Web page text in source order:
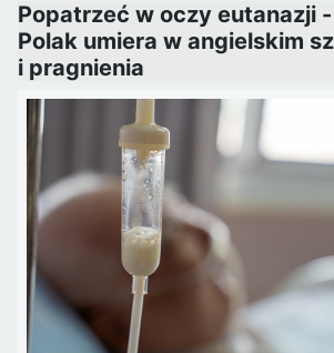
Popatrzeć w oczy eutanazji
Polak umiera w angielskim
i pragnienia